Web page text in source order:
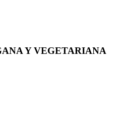
Y VEGETARIANA